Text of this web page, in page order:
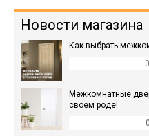
Новости магазина
Как выбрать
Межкомнатные
своем роде!